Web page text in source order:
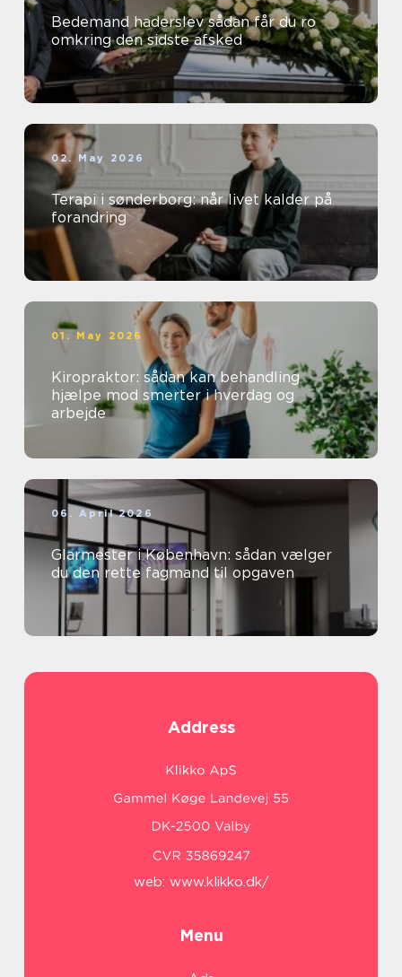
Bedemand haderslev sådan får du ro
omkring den sidste afsked
02. May 2026
Terapi i sønderborg: når livet kalder på
forandring
01. May 2026
Kiropraktor: sådan kan behandling
hjælpe mod smerter i hverdag og
arbejde
06. April 2026
Glarmester i København: sådan vælger
du den rette fagmand til opgaven
Address
web: www.klikko.dk/
Menu